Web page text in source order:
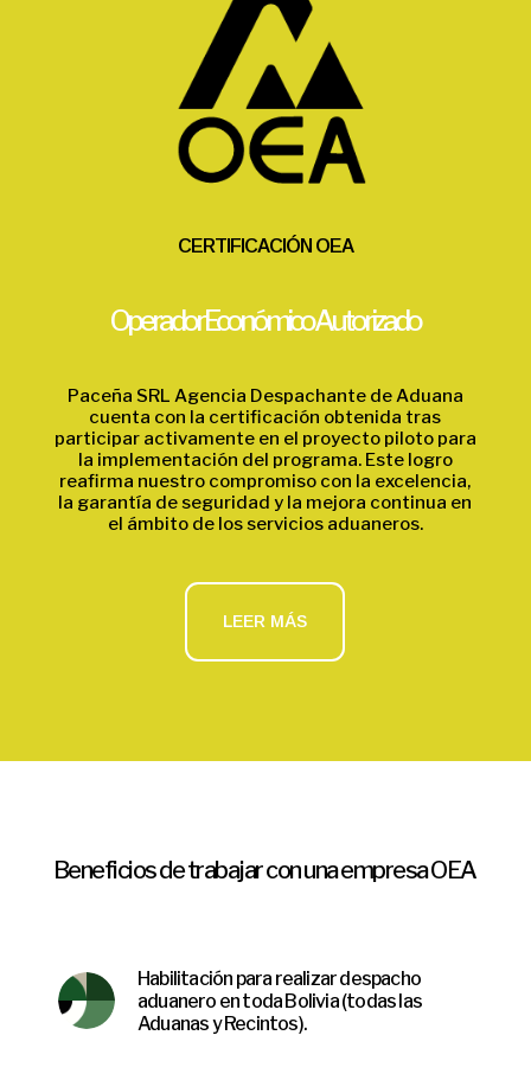
CERTIFICACIÓN OEA
Operador Económico Autorizado
Paceña SRL Agencia Despachante de Aduana
cuenta con la certificación obtenida tras
participar activamente en el proyecto piloto para
la implementación del programa. Este logro
reafirma nuestro compromiso con la excelencia,
la garantía de seguridad y la mejora continua en
el ámbito de los servicios aduaneros.
LEER MÁS
Beneficios de trabajar con una empresa OEA
Habilitación para realizar despacho
aduanero en toda Bolivia (todas las
Aduanas y Recintos).